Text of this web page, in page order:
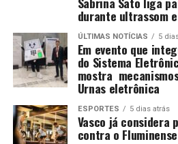
durante ultrassom
ÚLTIMAS NOTÍCIAS 5
Em evento que
do Sistema
mostra
Urnas eletrônica
ESPORTES 5 dias atrás
Vasco já considera
contra o Fluminense